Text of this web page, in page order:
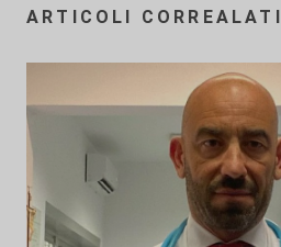
ARTICOLI CORREALATI